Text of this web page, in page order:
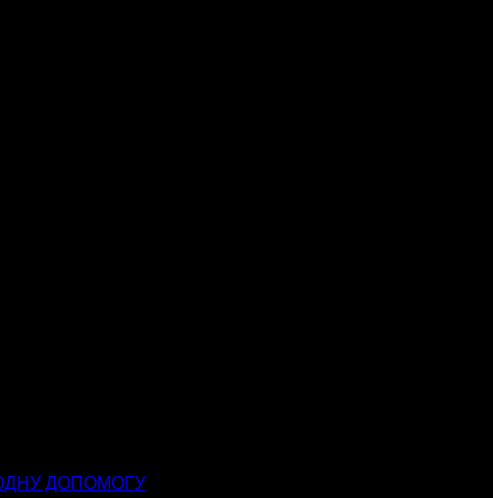
ДОПОМОГУ